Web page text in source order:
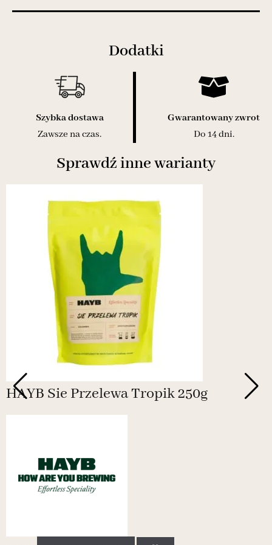
Dodatki
Szybka dostawa
Zawsze na czas.
Gwarantowany zwrot
Do 14 dni.
Sprawdź inne warianty
HAYB Sie Przelewa Tropik 250g